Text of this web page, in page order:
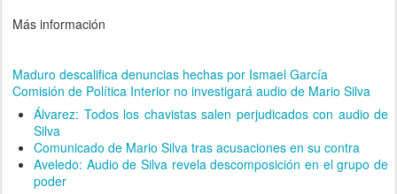
Más información
Maduro descalifica denuncias hechas por Ismael García
Comisión de Política Interior no investigará audio de Mario Silva
Álvarez: Todos los chavistas salen perjudicados con audio de
Silva
Comunicado de Mario Silva tras acusaciones en su contra
Aveledo: Audio de Silva revela descomposición en el grupo de
poder